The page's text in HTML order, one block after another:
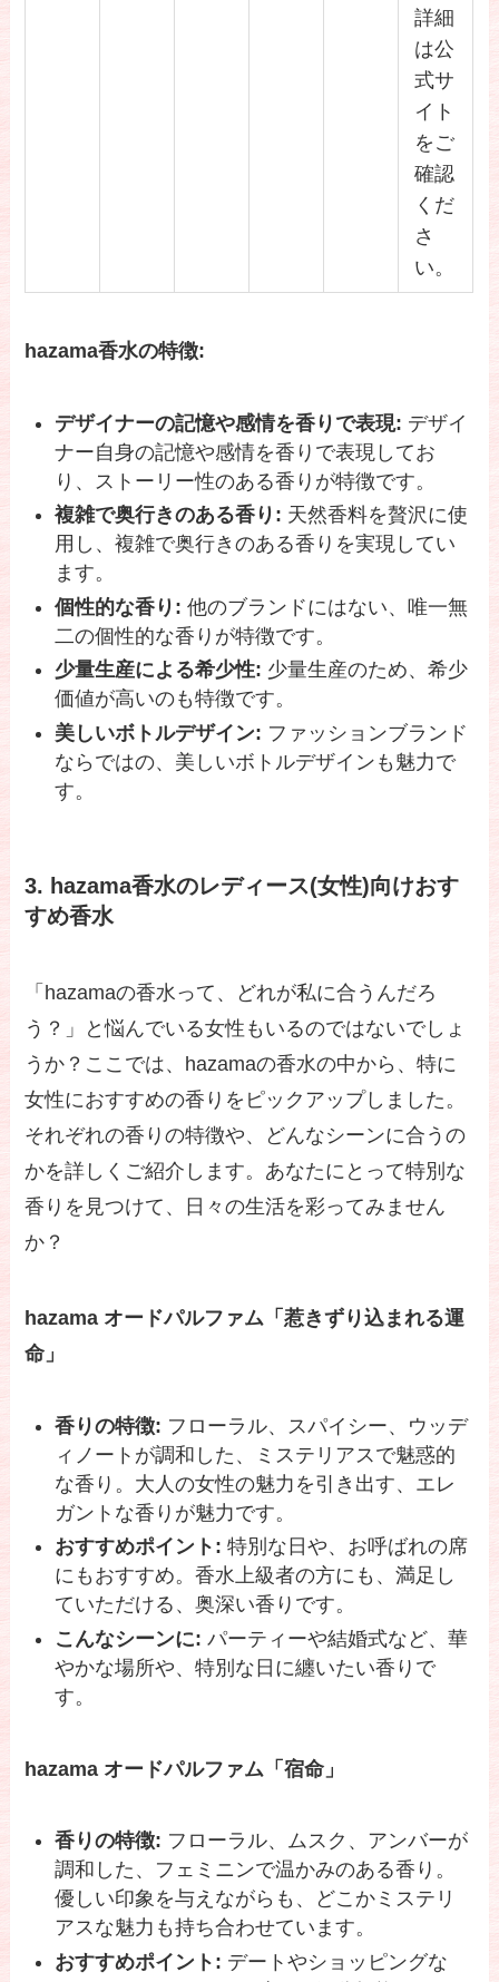
詳細
は公
式サ
イト
をご
確認
くだ
さ
い。
hazama香水の特徴:
デザイナーの記憶や感情を香りで表現: デザイ
ナー自身の記憶や感情を香りで表現してお
り、ストーリー性のある香りが特徴です。
複雑で奥行きのある香り: 天然香料を贅沢に使
用し、複雑で奥行きのある香りを実現してい
ます。
個性的な香り: 他のブランドにはない、唯一無
二の個性的な香りが特徴です。
少量生産による希少性: 少量生産のため、希少
価値が高いのも特徴です。
美しいボトルデザイン: ファッションブランド
ならではの、美しいボトルデザインも魅力で
す。
3. hazama香水のレディース(女性)向けおす
すめ香水
「hazamaの香水って、どれが私に合うんだろ
う？」と悩んでいる女性もいるのではないでしょ
うか？ここでは、hazamaの香水の中から、特に
女性におすすめの香りをピックアップしました。
それぞれの香りの特徴や、どんなシーンに合うの
かを詳しくご紹介します。あなたにとって特別な
香りを見つけて、日々の生活を彩ってみません
か？
hazama オードパルファム「惹きずり込まれる運
命」
香りの特徴: フローラル、スパイシー、ウッデ
ィノートが調和した、ミステリアスで魅惑的
な香り。大人の女性の魅力を引き出す、エレ
ガントな香りが魅力です。
おすすめポイント: 特別な日や、お呼ばれの席
にもおすすめ。香水上級者の方にも、満足し
ていただける、奥深い香りです。
こんなシーンに: パーティーや結婚式など、華
やかな場所や、特別な日に纏いたい香りで
す。
hazama オードパルファム「宿命」
香りの特徴: フローラル、ムスク、アンバーが
調和した、フェミニンで温かみのある香り。
優しい印象を与えながらも、どこかミステリ
アスな魅力も持ち合わせています。
おすすめポイント: デートやショッピングな